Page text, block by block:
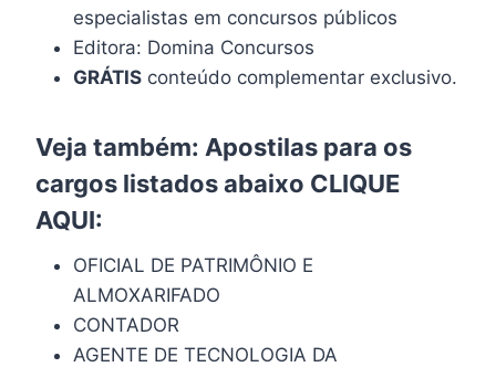
especialistas em concursos públicos
Editora: Domina Concursos
GRÁTIS conteúdo complementar exclusivo.
Veja também: Apostilas para os
cargos listados abaixo CLIQUE
AQUI:
OFICIAL DE PATRIMÔNIO E
ALMOXARIFADO
CONTADOR
AGENTE DE TECNOLOGIA DA